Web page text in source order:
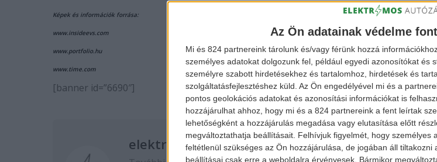
Az Ön adatainak védelme
Mi és 824 partnereink tárolunk és/vagy férünk hozzá
személyes adatokat dolgozunk fel, például egyedi azonosítókat és
személyre szabott hirdetésekhez és tartalomhoz, hirdetések és
szolgáltatásfejlesztéshez küld. Az Ön engedélyével mi és a
pontos geolokációs adatokat és azonosítási információkat is
hozzájárulhat ahhoz, hogy mi és a 824 partnereink a fent leírtak
lehetőségként a hozzájárulás megadása vagy elutasítása előtt
megváltoztathatja beállításait. Felhívjuk figyelmét, hogy személyes
feltétlenül szükséges az Ön hozzájárulása, de jogában áll tiltakozni
beállításai csak erre a weboldalra érvényesek. Bármikor
Képek és információk forrása:
www.insideevs.com
www.portfolio.hu
www.time.com
[banner id=”6690″]
elektromos-autozas.hu